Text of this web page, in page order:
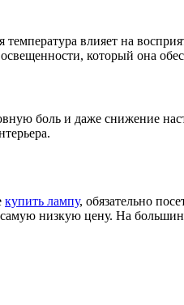
влияет на
который она
боль и даже снижение
купить лампу, обязательно
низкую цену. На